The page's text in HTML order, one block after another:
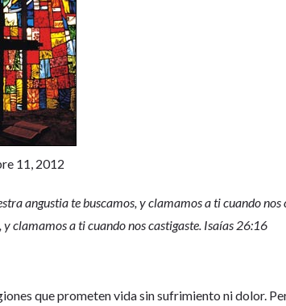
11, 2012
angustia te buscamos, y clamamos a ti cuando
y clamamos a ti cuando nos castigaste. Isaías 26:16
que prometen vida sin sufrimiento ni dolor.